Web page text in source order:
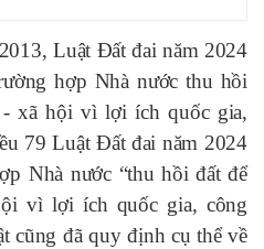
Luật Đất đai năm 2024
hợp Nhà nước thu hồi
xã hội vì lợi ích quốc gia,
79 Luật Đất đai năm 2024
Nhà nước “thu hồi đất để
vì lợi ích quốc gia, công
cũng đã quy định cụ thể về